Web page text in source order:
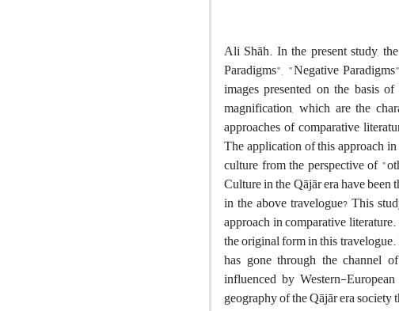
Ali Shāh. In the present study,
Paradigms", "Negative
images presented on the basis
magnification, which are the
approaches of comparative
The application of this approach
culture from the perspective of
Culture in the Qājār era have
in the above travelogue? This
approach in comparative
the original form in this
has gone through the channel
influenced by Western-
geography of the Qājār era